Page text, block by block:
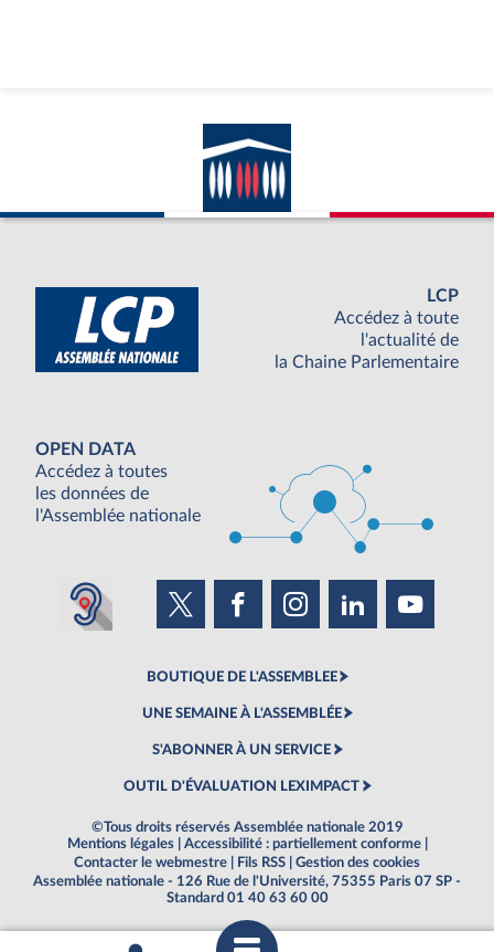
LCP
Accédez à toute
l'actualité de
la Chaine Parlementaire
OPEN DATA
Accédez à toutes
les données de
l'Assemblée nationale
BOUTIQUE DE L'ASSEMBLEE
UNE SEMAINE À L'ASSEMBLÉE
S'ABONNER À UN SERVICE
OUTIL D'ÉVALUATION LEXIMPACT
©Tous droits réservés Assemblée nationale 2019
Mentions légales
Accessibilité : partiellement conforme
Contacter le webmestre
Fils RSS
Gestion des cookies
Assemblée nationale - 126 Rue de l'Université, 75355 Paris 07 SP -
Standard 01 40 63 60 00